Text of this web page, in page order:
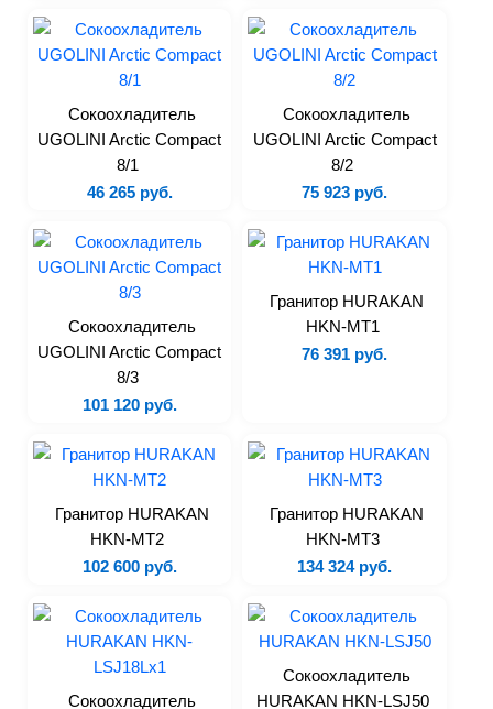
Витрины
Льдогенераторы
Шоковая заморозка
Запчасти
Пароконвектоматы
Печи
Печи для пиццы
Расстоечные шкафы
Сковороды
Аппараты для sous-vide
Аппараты для варки
Вентиляционные зонты
Жарочные шкафы
Линия раздачи
Котлы пищеварочные
Печи на твердом топливе
Тостеры
Термостаты
Аксессуары
Сокоохладитель
UGOLINI Arctic Compact
8/1
46 265 руб.
Сокоохладитель
UGOLINI Arctic Compact
8/2
75 923 руб.
Сокоохладитель
UGOLINI Arctic Compact
8/3
101 120 руб.
Гранитор HURAKAN
HKN-MT1
76 391 руб.
Гранитор HURAKAN
HKN-MT2
102 600 руб.
Гранитор HURAKAN
HKN-MT3
134 324 руб.
Сокоохладитель
Сокоохладитель
HURAKAN HKN-LSJ50